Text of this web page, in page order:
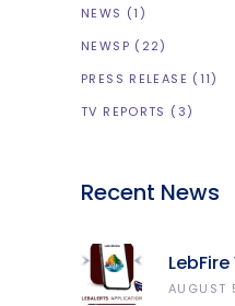
NEWS (1)
NEWSP (22)
PRESS RELEASE (11)
TV REPORTS (3)
Recent News
Report
AUGUST